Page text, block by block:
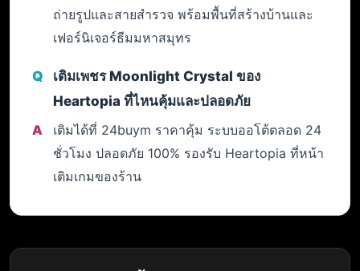
ถ่ายรูปและสายสำรวจ พร้อมพื้นที่สร้างบ้านและ
เฟอร์นิเจอร์ธีมมหาสมุทร
เติมเพชร Moonlight Crystal ของ
Heartopia ที่ไหนคุ้มและปลอดภัย
เติมได้ที่ 24buym ราคาคุ้ม ระบบออโต้ตลอด 24
ชั่วโมง ปลอดภัย 100% รองรับ Heartopia ที่หน้า
เติมเกมของร้าน